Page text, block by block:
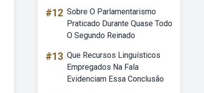
#12 Sobre O Parlamentarismo
Praticado Durante Quase Todo
O Segundo Reinado
#13 Que Recursos Linguísticos
Empregados Na Fala
Evidenciam Essa Conclusão